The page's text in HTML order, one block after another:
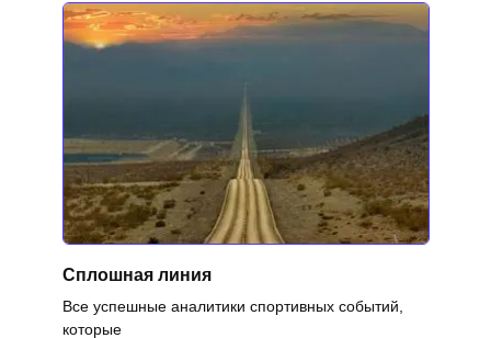
Сплошная линия
Все успешные аналитики спортивных событий,
которые